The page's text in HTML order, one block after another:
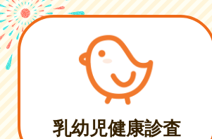
乳幼児健康診査